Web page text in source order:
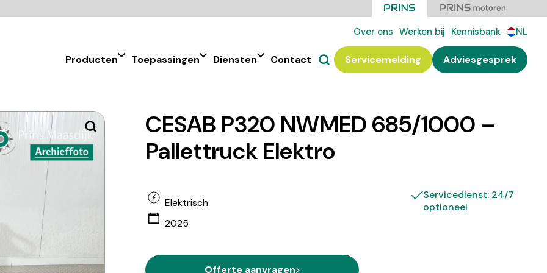
Over ons Werken bij Kennisbank NL
Producten Toepassingen Diensten Contact Servicemelding Adviesgesprek
CESAB P320 NWMED 685/1000 –
Pallettruck Elektro
Elektrisch
2025
Offerte aanvragen
Servicedienst: 24/7
optioneel